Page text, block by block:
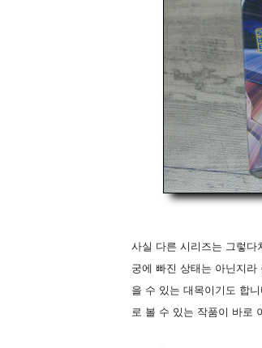
사실 다른 시리즈는 그렇다
궁에 빠진 상태는 아닌지
을 수 있는 대목이기도 합
로 볼 수 있는 작품이 바로